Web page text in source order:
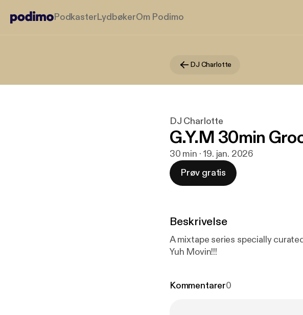
PodkasterLydbøkerOm Podimo
DJ Charlotte
DJ Charlotte
G.Y.M 30min
30 min · 19. jan. 2026
Prøv gratis
Beskrivelse
A mixtape series specially
Yuh Movin!!!
Kommentarer0